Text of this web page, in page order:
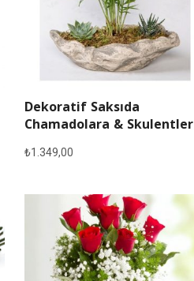
Dekoratif Saksıda
Chamadolara & Skulentler
₺1.349,00